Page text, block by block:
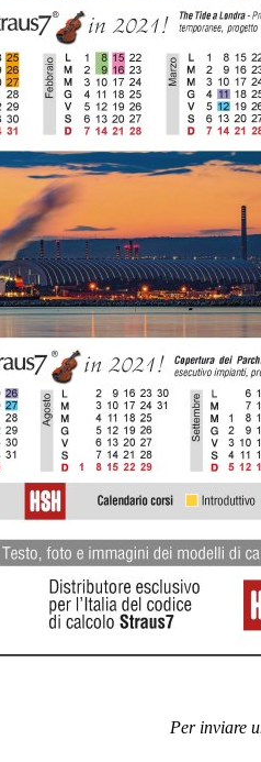
Per inviare